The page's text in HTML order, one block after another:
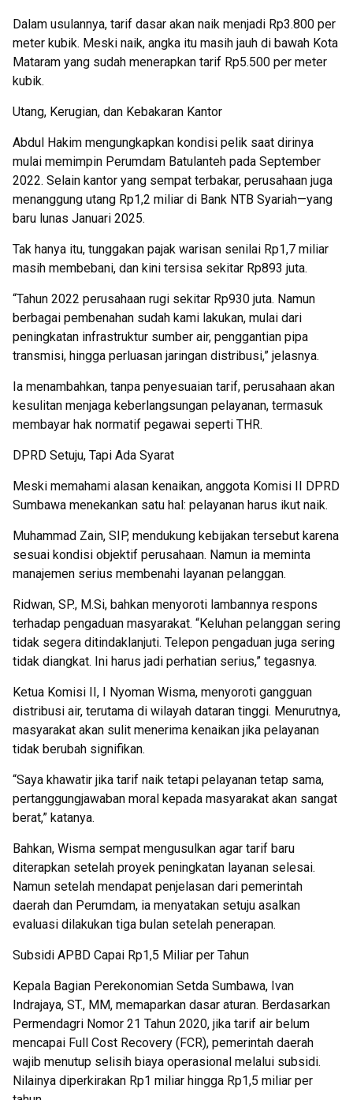
Dalam usulannya, tarif dasar akan naik menjadi Rp3.800 per
meter kubik. Meski naik, angka itu masih jauh di bawah Kota
Mataram yang sudah menerapkan tarif Rp5.500 per meter
kubik.
Utang, Kerugian, dan Kebakaran Kantor
Abdul Hakim mengungkapkan kondisi pelik saat dirinya
mulai memimpin Perumdam Batulanteh pada September
2022. Selain kantor yang sempat terbakar, perusahaan juga
menanggung utang Rp1,2 miliar di Bank NTB Syariah—yang
baru lunas Januari 2025.
Tak hanya itu, tunggakan pajak warisan senilai Rp1,7 miliar
masih membebani, dan kini tersisa sekitar Rp893 juta.
“Tahun 2022 perusahaan rugi sekitar Rp930 juta. Namun
berbagai pembenahan sudah kami lakukan, mulai dari
peningkatan infrastruktur sumber air, penggantian pipa
transmisi, hingga perluasan jaringan distribusi,” jelasnya.
Ia menambahkan, tanpa penyesuaian tarif, perusahaan akan
kesulitan menjaga keberlangsungan pelayanan, termasuk
membayar hak normatif pegawai seperti THR.
DPRD Setuju, Tapi Ada Syarat
Meski memahami alasan kenaikan, anggota Komisi II DPRD
Sumbawa menekankan satu hal: pelayanan harus ikut naik.
Muhammad Zain, SIP, mendukung kebijakan tersebut karena
sesuai kondisi objektif perusahaan. Namun ia meminta
manajemen serius membenahi layanan pelanggan.
Ridwan, SP., M.Si, bahkan menyoroti lambannya respons
terhadap pengaduan masyarakat. “Keluhan pelanggan sering
tidak segera ditindaklanjuti. Telepon pengaduan juga sering
tidak diangkat. Ini harus jadi perhatian serius,” tegasnya.
Ketua Komisi II, I Nyoman Wisma, menyoroti gangguan
distribusi air, terutama di wilayah dataran tinggi. Menurutnya,
masyarakat akan sulit menerima kenaikan jika pelayanan
tidak berubah signifikan.
“Saya khawatir jika tarif naik tetapi pelayanan tetap sama,
pertanggungjawaban moral kepada masyarakat akan sangat
berat,” katanya.
Bahkan, Wisma sempat mengusulkan agar tarif baru
diterapkan setelah proyek peningkatan layanan selesai.
Namun setelah mendapat penjelasan dari pemerintah
daerah dan Perumdam, ia menyatakan setuju asalkan
evaluasi dilakukan tiga bulan setelah penerapan.
Subsidi APBD Capai Rp1,5 Miliar per Tahun
Kepala Bagian Perekonomian Setda Sumbawa, Ivan
Indrajaya, ST., MM, memaparkan dasar aturan. Berdasarkan
Permendagri Nomor 21 Tahun 2020, jika tarif air belum
mencapai Full Cost Recovery (FCR), pemerintah daerah
wajib menutup selisih biaya operasional melalui subsidi.
Nilainya diperkirakan Rp1 miliar hingga Rp1,5 miliar per